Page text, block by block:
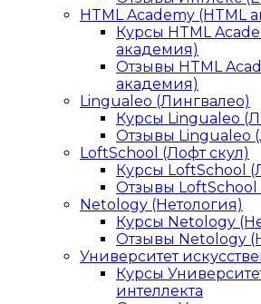
HTML Academy (HTML
Курсы HTML
академия)
Отзывы HTML
академия)
Lingualeo (Лингвалео)
Курсы Lingualeo
Отзывы Lingualeo
LoftSchool (Лофт скул)
Курсы LoftSchool
Отзывы LoftSchool
Netology (Нетология)
Курсы Netology
Отзывы Netology
Университет
Курсы
интеллекта